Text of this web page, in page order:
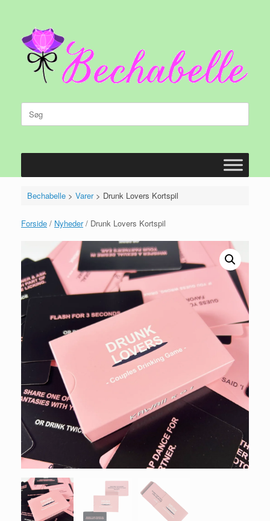
Søg
efter:
Bechabelle> Varer> Drunk Lovers Kortspil
Forside / Nyheder/ Drunk Lovers Kortspil